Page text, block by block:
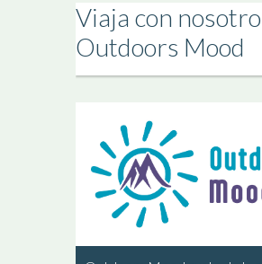
Viaja con
Outdoors Mood